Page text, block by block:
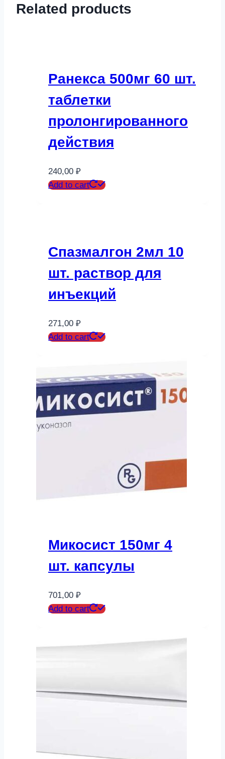
Related products
Ранекса 500мг 60 шт.
таблетки
пролонгированного
действия
240,00 ₽
Add to cart
Спазмалгон 2мл 10
шт. раствор для
инъекций
271,00 ₽
Add to cart
Микосист 150мг 4
шт. капсулы
701,00 ₽
Add to cart